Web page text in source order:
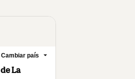
Cambiar país
La